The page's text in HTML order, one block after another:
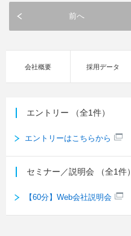
前へ
会社概要 採用データ
エントリー （全1件）
エントリーはこちらから
セミナー／説明会 （全1件）
【60分】Web会社説明会